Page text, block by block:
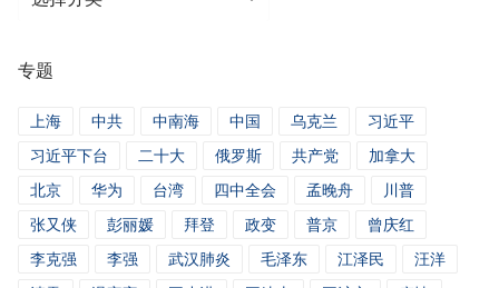
闻
专题
上海 中共 中南海 中国 乌克兰
习近平
习近平下台
二十大 俄罗斯 共产党
加拿大
北京
华为 台湾 四中全会 孟晚舟
川普
张又侠
彭丽媛 拜登 政变 普京
曾庆红
李克强
李强 武汉肺炎 毛泽东 江泽民
汪洋